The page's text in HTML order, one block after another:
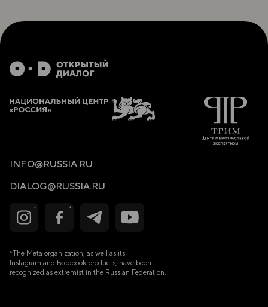
*The Meta organization, as well as its
Instagram and Facebook products, have been
recognized as extremist in the Russian Federation.
INFO@RUSSIA.RU
DIALOG@RUSSIA.RU